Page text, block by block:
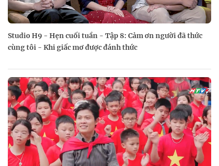
Studio H9 - Hẹn cuối tuần - Tập 8: Cảm ơn người đã thức
cùng tôi - Khi giấc mơ được đánh thức